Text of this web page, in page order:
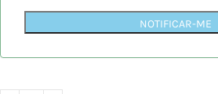
NOTIFICAR-ME